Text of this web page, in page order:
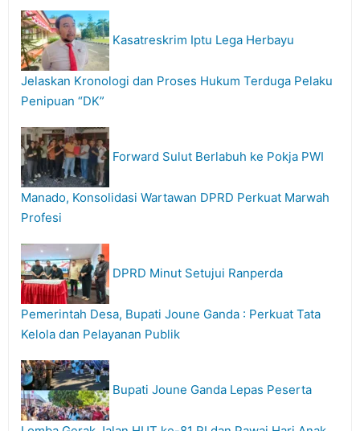
Kasatreskrim Iptu Lega Herbayu
Jelaskan Kronologi dan Proses Hukum Terduga Pelaku
Penipuan “DK”
Forward Sulut Berlabuh ke Pokja PWI
Manado, Konsolidasi Wartawan DPRD Perkuat Marwah
Profesi
DPRD Minut Setujui Ranperda
Pemerintah Desa, Bupati Joune Ganda : Perkuat Tata
Kelola dan Pelayanan Publik
Bupati Joune Ganda Lepas Peserta